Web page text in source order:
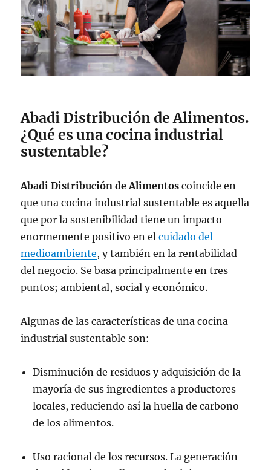
Abadi Distribución de Alimentos.
¿Qué es una cocina industrial
sustentable?
Abadi Distribución de Alimentoscoincide en
que una cocina industrial sustentable es aquella
que por la sostenibilidad tiene un impacto
enormemente positivo en elcuidado del
medioambiente, y también en la rentabilidad
del negocio. Se basa principalmente en tres
puntos; ambiental, social y económico.
Algunas de las características de una cocina
industrial sustentable son:
Disminución de residuos y adquisición de la
mayoría de sus ingredientes a productores
locales, reduciendo así la huella de carbono
de los alimentos.
Uso racional de los recursos. La generación